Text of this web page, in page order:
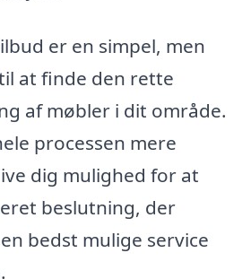
er en simpel, men
at finde den rette
af møbler i dit område.
processen mere
dig mulighed for at
beslutning, der
bedst mulige service